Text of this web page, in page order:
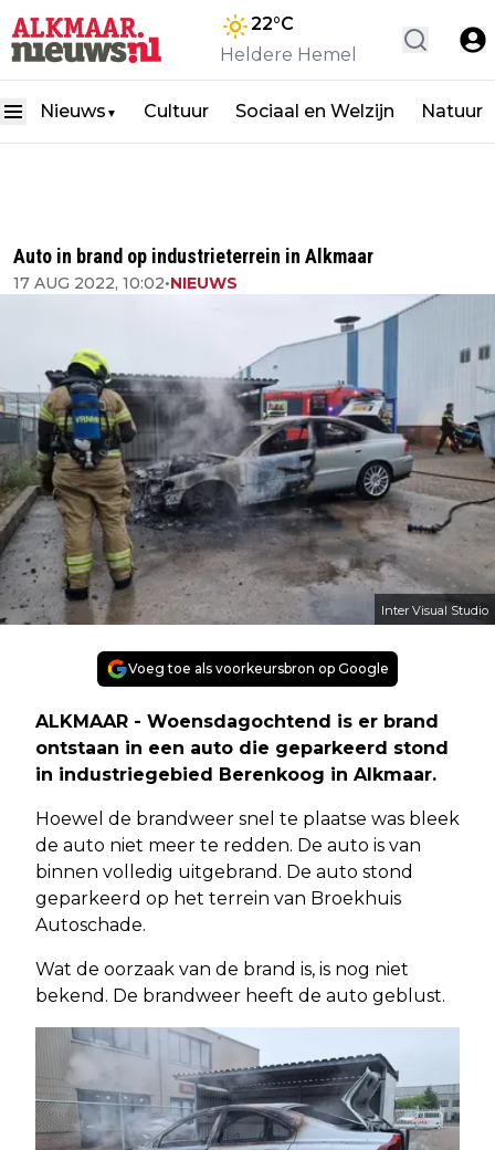
22°C
Heldere Hemel
Nieuws ▼ Cultuur Sociaal en Welzijn Natuur
Auto in brand op industrieterrein in Alkmaar
17 AUG 2022, 10:02•NIEUWS
Inter Visual Studio
Voeg toe als voorkeursbron op Google
ALKMAAR - Woensdagochtend is er brand
ontstaan in een auto die geparkeerd stond
in industriegebied Berenkoog in Alkmaar.
Hoewel de brandweer snel te plaatse was bleek
de auto niet meer te redden. De auto is van
binnen volledig uitgebrand. De auto stond
geparkeerd op het terrein van Broekhuis
Autoschade.
Wat de oorzaak van de brand is, is nog niet
bekend. De brandweer heeft de auto geblust.